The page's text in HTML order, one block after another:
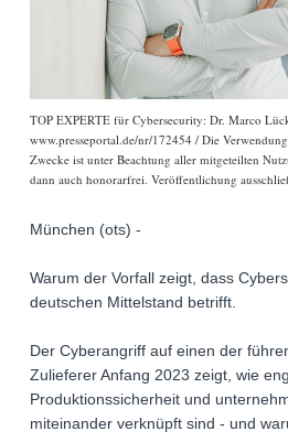
TOP EXPERTE für Cybersecurity: Dr. Marco
www.presseportal.de/nr/172454 / Die
Zwecke ist unter Beachtung aller mitgeteilten
dann auch honorarfrei. Veröffentlichung
München (ots) -
Warum der Vorfall zeigt, dass
deutschen Mittelstand betrifft.
Der Cyberangriff auf einen der
Zulieferer Anfang 2023 zeigt, wie
Produktionssicherheit und
miteinander verknüpft sind - und